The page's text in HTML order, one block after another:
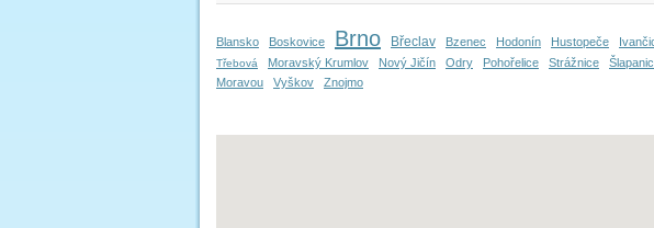
Blansko Boskovice Brno Břeclav Bzenec Hodonín Hustopeče
Třebová
Moravský Krumlov Nový Jičín Odry Pohořelice Strážnice
Moravou
Vyškov Znojmo